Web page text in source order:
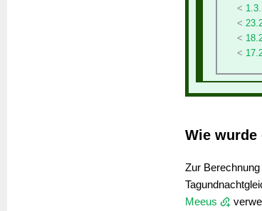
Wie wurde
Zur
Meeus